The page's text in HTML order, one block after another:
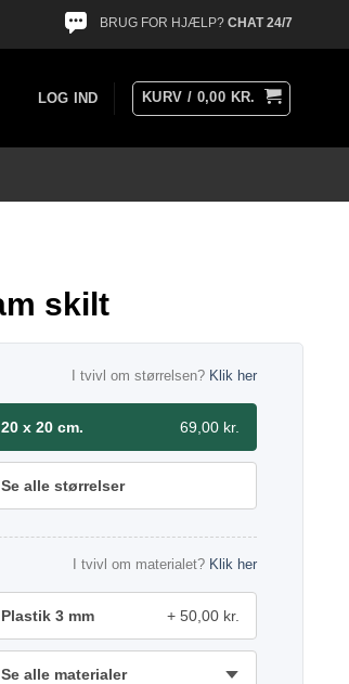
BRUG FOR HJÆLP? CHAT 24/7
LOG IND KURV / 0,00 KR.
skilt
I tvivl om størrelsen? Klik her
20 x 20 cm. 69,00 kr.
Se alle størrelser
I tvivl om materialet? Klik her
Plastik 3 mm 50,00 kr.
Se alle materialer